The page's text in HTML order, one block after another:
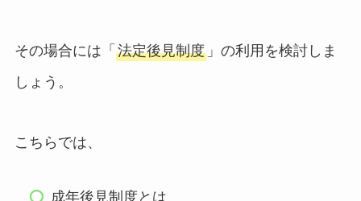
その場合には「法定後見制度」の利用を検討しま
しょう。
こちらでは、
成年後見制度とは